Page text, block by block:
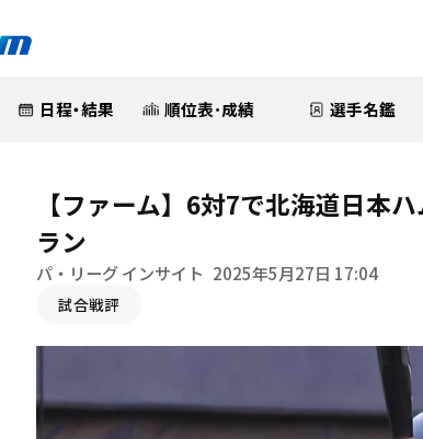
日程・結果 順位表･成績 選手名鑑
【ファーム】6対7で北海道日
ラン
パ・リーグ インサイト 2025年5月27日 17:04
試合戦評